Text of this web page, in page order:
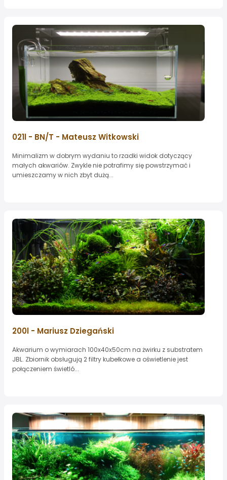
021l - BN/T - Mateusz Witkowski
Minimalizm w dobrym wydaniu to rzadki widok dotyczący
małych akwariów. Zwykle nie potrafimy się powstrzymać i
umieszczamy w nich zbyt dużą...
200l - Mariusz Dziegański
Akwarium o wymiarach 100x40x50cm na żwirku z substratem
JBL. Zbiornik obsługują 2 filtry kubełkowe a oświetlenie jest
połączeniem świetló...